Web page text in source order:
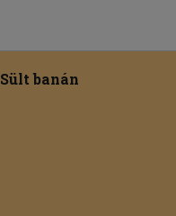
Sült banán